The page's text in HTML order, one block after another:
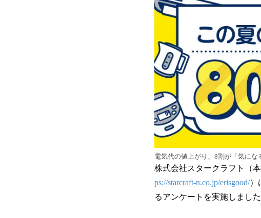
電気代の値上がり、8割が「気にな
株式会社スタークラフト（
ps://starcraft-n.co.jp/erisgood/）
るアンケートを実施しました